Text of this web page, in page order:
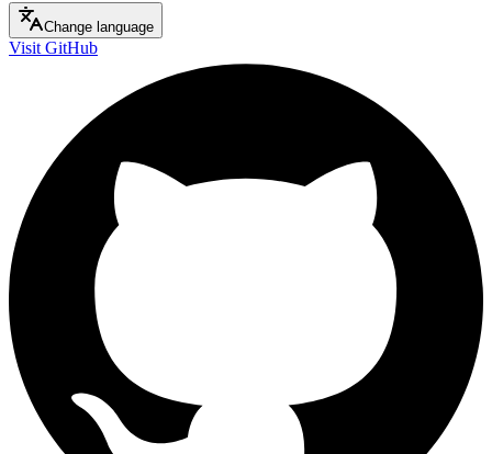
Change language
Visit GitHub